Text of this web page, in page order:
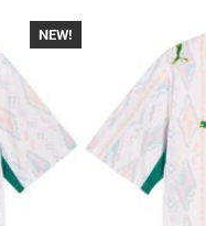
-40%
NEW!